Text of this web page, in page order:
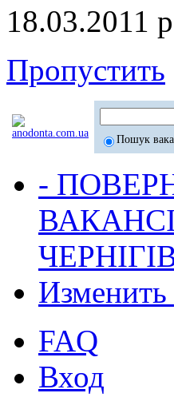
18.03.2011
Пропустить
Пошук
-
FAQ
Вход